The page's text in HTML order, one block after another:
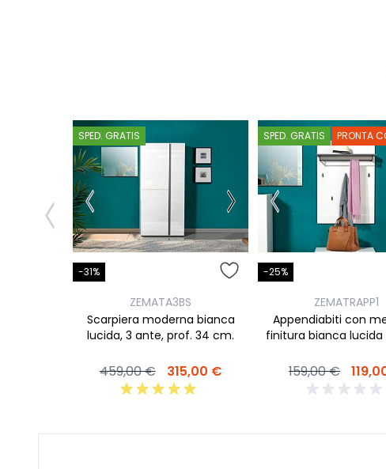
SPED. GRATIS
-31%
ZEMATA3BS
Scarpiera moderna bianca
lucida, 3 ante, prof. 34 cm.
459,00 € 315,00 €
SPED. GRATIS PRONTA
-25%
ZEMATRAPP1
Appendiabiti con
finitura bianca lucida
159,00 €